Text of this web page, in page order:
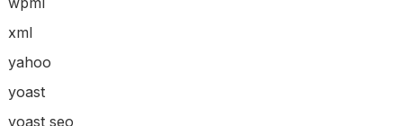
xml
yahoo
yoast
yoast seo